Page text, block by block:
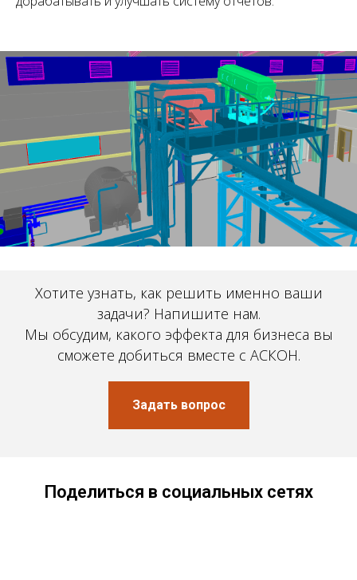
Хотите узнать, как решить именно ваши
задачи? Напишите нам.
Мы обсудим, какого эффекта для бизнеса вы
сможете добиться вместе с АСКОН.
Задать вопрос
Поделиться в социальных сетях